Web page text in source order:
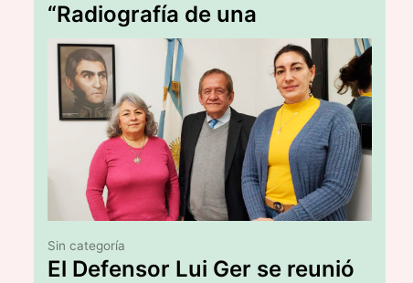
“Radiografía de una
Canallada”
El Defensor Lui Ger se reunió
Sin categoría